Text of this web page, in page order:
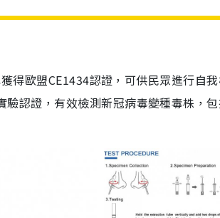
得歐盟CE1434認證，可供民眾進行自
認證，有效檢測新冠病毒變種毒株，